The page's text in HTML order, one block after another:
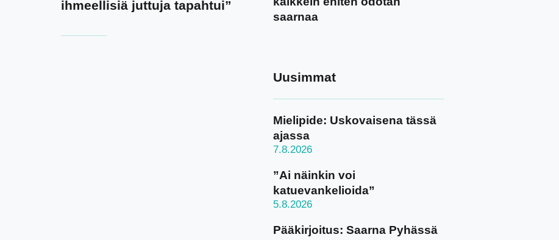
ihmeellisiä juttuja tapahtui”
saarnaa
Uusimmat
Mielipide: Uskovaisena tässä
ajassa
7.8.2026
”Ai näinkin voi
katuevankelioida”
5.8.2026
Pääkirjoitus: Saarna Pyhässä